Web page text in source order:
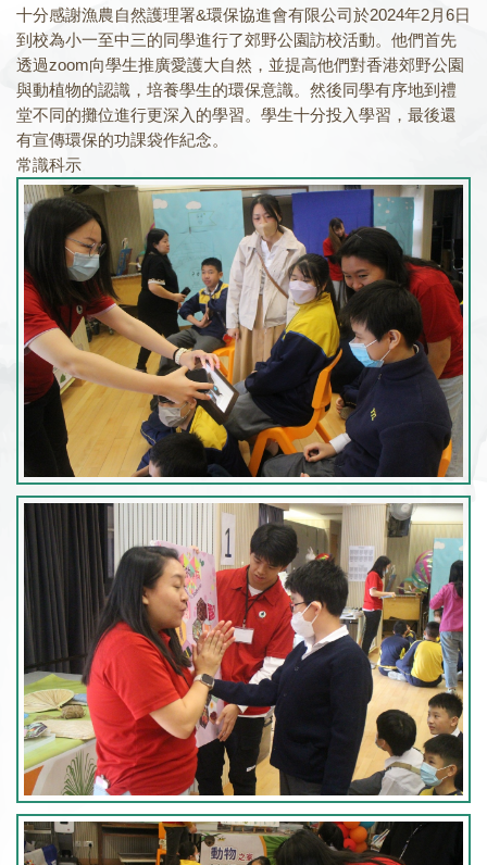
十分感謝漁農自然護理署&環保協進會有限公司於2024年2月6日
到校為小一至中三的同學進行了郊野公園訪校活動。他們首先
透過zoom向學生推廣愛護大自然，並提高他們對香港郊野公園
與動植物的認識，培養學生的環保意識。然後同學有序地到禮
堂不同的攤位進行更深入的學習。學生十分投入學習，最後還
有宣傳環保的功課袋作紀念。
常識科示